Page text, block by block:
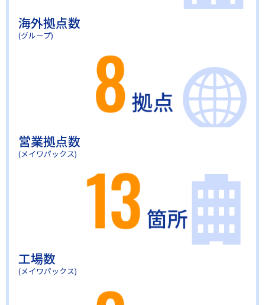
海外拠点数
(グループ)
営業拠点数
(メイワパックス)
工場数
(メイワパックス)